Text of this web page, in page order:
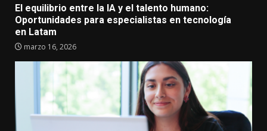
El equilibrio entre la IA y el talento humano:
Oportunidades para especialistas en tecnología
en Latam
marzo 16, 2026